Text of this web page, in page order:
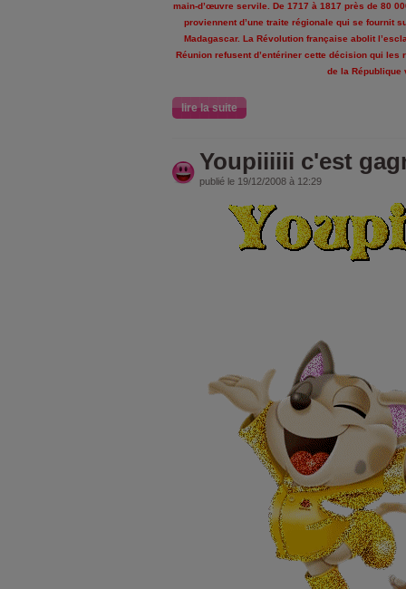
main-d’œuvre servile. De 1717 à 1817 près de 80
proviennent d’une traite régionale qui se fournit
Madagascar. La Révolution française abolit
Réunion refusent d’entériner cette décision qui
de la République
lire la suite
Youpiiiiii c'est
publié le 19/12/2008 à 12:29